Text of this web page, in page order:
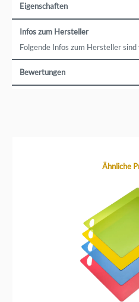
Eigenschaften
Infos zum Hersteller
Folgende Infos zum Hersteller sind
Bewertungen
Produktgalerie überspringen
Ähnliche